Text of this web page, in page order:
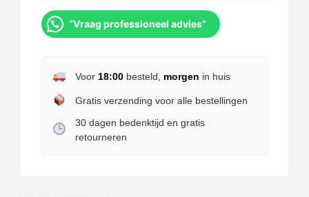
“Vraag professioneel advies”
Voor 18:00besteld, morgen in huis
Gratis verzending voor alle bestellingen
30 dagen bedenktijd en gratis
retourneren